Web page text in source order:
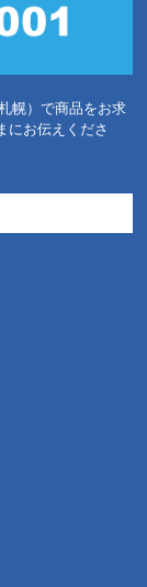
幌）で商品をお求
にお伝えくださ